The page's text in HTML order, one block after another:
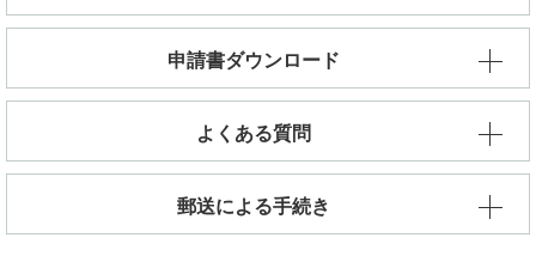
申請書ダウンロード
よくある質問
郵送による手続き